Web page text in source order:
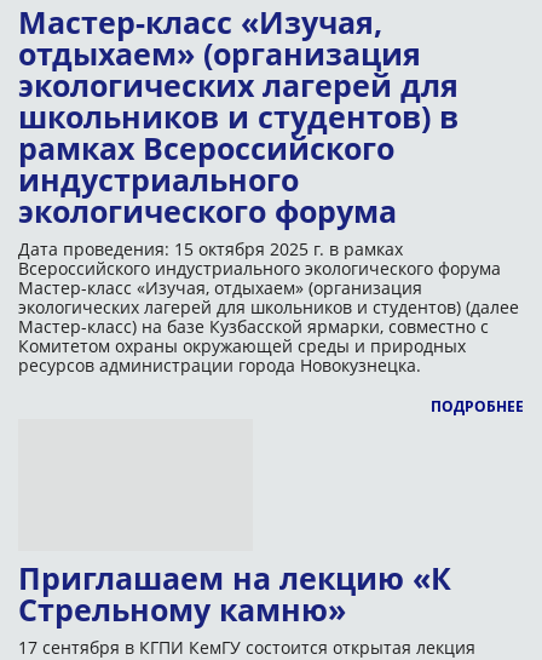
Мастер-класс «Изучая,
отдыхаем» (организация
экологических лагерей для
школьников и студентов) в
рамках Всероссийского
индустриального
экологического форума
Дата проведения: 15 октября 2025 г. в рамках
Всероссийского индустриального экологического форума
Мастер-класс «Изучая, отдыхаем» (организация
экологических лагерей для школьников и студентов) (далее
Мастер-класс) на базе Кузбасской ярмарки, совместно с
Комитетом охраны окружающей среды и природных
ресурсов администрации города Новокузнецка.
ПОДРОБНЕЕ
Приглашаем на лекцию «К
Стрельному камню»
17 сентября в КГПИ КемГУ состоится открытая лекция